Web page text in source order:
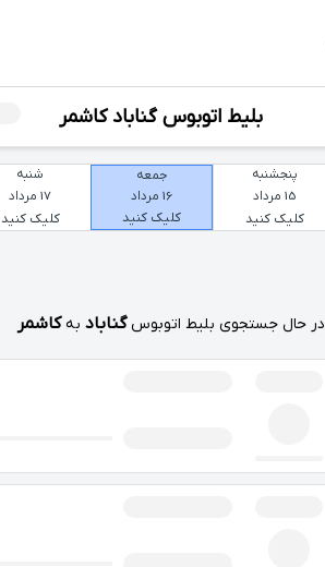
بلیط اتوبوس گناباد کاشمر
پنجشنبه
15 مرداد
کلیک کنید
جمعه
16 مرداد
کلیک کنید
شنبه
17 مرداد
کلیک کنید
در حال جستجوی بلیط اتوبوسگناباد بهکاشمر